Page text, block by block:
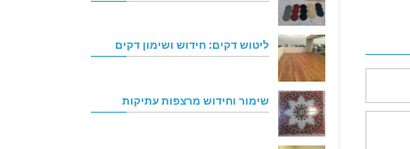
ליטוש דקים: חידוש ושימון דקים
שימור וחידוש מרצפות עתיקות